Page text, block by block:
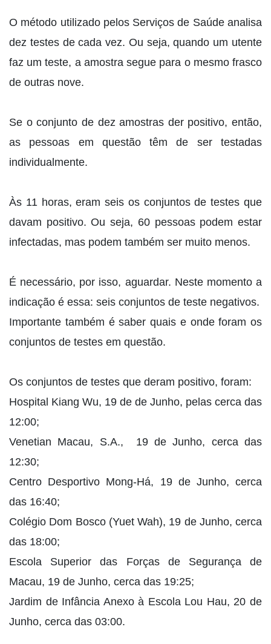
O método utilizado pelos Serviços de Saúde analisa
dez testes de cada vez. Ou seja, quando um utente
faz um teste, a amostra segue para o mesmo frasco
de outras nove.
Se o conjunto de dez amostras der positivo, então,
as pessoas em questão têm de ser testadas
individualmente.
Às 11 horas, eram seis os conjuntos de testes que
davam positivo. Ou seja, 60 pessoas podem estar
infectadas, mas podem também ser muito menos.
É necessário, por isso, aguardar. Neste momento a
indicação é essa: seis conjuntos de teste negativos.
Importante também é saber quais e onde foram os
conjuntos de testes em questão.
Os conjuntos de testes que deram positivo, foram:
Hospital Kiang Wu, 19 de de Junho, pelas cerca das
12:00;
Venetian Macau, S.A., 19 de Junho, cerca das
12:30;
Centro Desportivo Mong-Há, 19 de Junho, cerca
das 16:40;
Colégio Dom Bosco (Yuet Wah), 19 de Junho, cerca
das 18:00;
Escola Superior das Forças de Segurança de
Macau, 19 de Junho, cerca das 19:25;
Jardim de Infância Anexo à Escola Lou Hau, 20 de
Junho, cerca das 03:00.